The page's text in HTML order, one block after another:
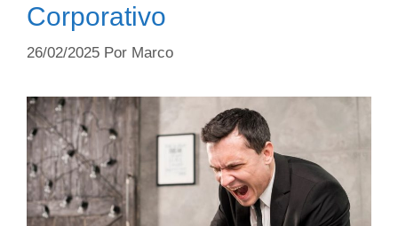
Corporativo
26/02/2025 Por Marco